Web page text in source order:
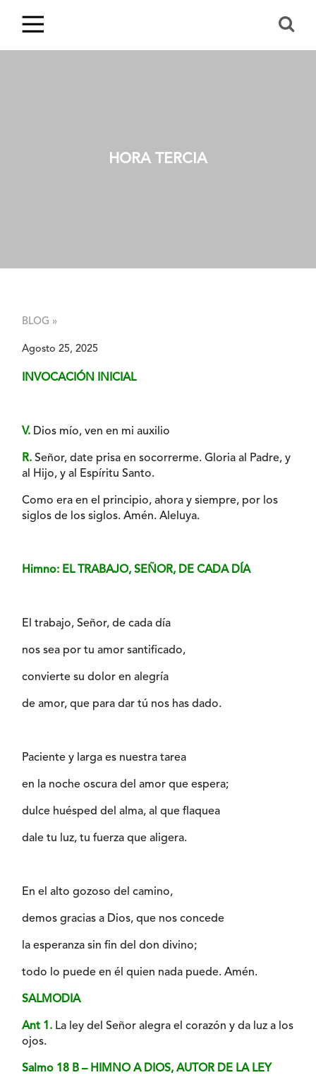
HORA TERCIA
BLOG »
Agosto 25, 2025
INVOCACIÓN INICIAL
V. Dios mío, ven en mi auxilio
R. Señor, date prisa en socorrerme. Gloria al Padre, y
al Hijo, y al Espíritu Santo.
Como era en el principio, ahora y siempre, por los
siglos de los siglos. Amén. Aleluya.
Himno: EL TRABAJO, SEÑOR, DE CADA DÍA
El trabajo, Señor, de cada día
nos sea por tu amor santificado,
convierte su dolor en alegría
de amor, que para dar tú nos has dado.
Paciente y larga es nuestra tarea
en la noche oscura del amor que espera;
dulce huésped del alma, al que flaquea
dale tu luz, tu fuerza que aligera.
En el alto gozoso del camino,
demos gracias a Dios, que nos concede
la esperanza sin fin del don divino;
todo lo puede en él quien nada puede. Amén.
SALMODIA
Ant 1. La ley del Señor alegra el corazón y da luz a los
ojos.
Salmo 18 B – HIMNO A DIOS, AUTOR DE LA LEY